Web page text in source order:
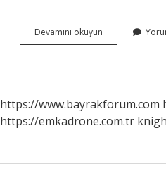
Devamını okuyun Eşleştirme
Kartları
https://www.bayrakforum.com
https://emkadrone.com.tr